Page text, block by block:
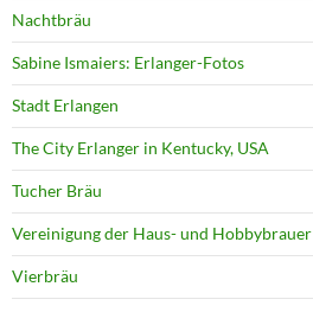
Nachtbräu
Sabine Ismaiers: Erlanger-Fotos
Stadt Erlangen
The City Erlanger in Kentucky, USA
Tucher Bräu
Vereinigung der Haus- und Hobbybrauer
Vierbräu